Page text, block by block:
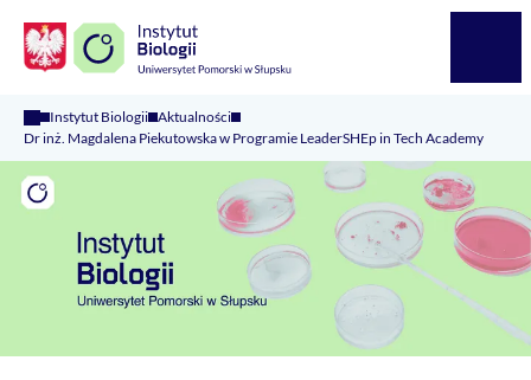
Instytut Biologii Aktualności
Dr inż. Magdalena Piekutowska w Programie LeaderSHEp in Tech Academy